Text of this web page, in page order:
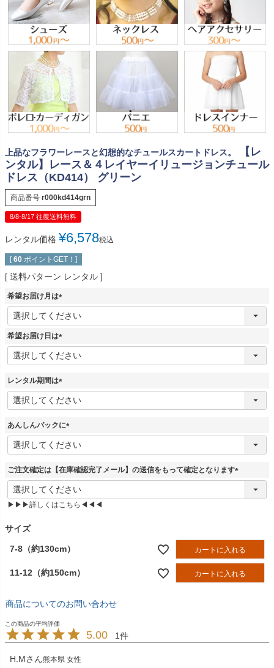
上品なフラワーレースと幻想的なチュールスカートドレス。
【レ
ンタル】レース＆４レイヤーイリュージョンチュール
ドレス（KD414） グリーン
商品番号 r000kd414grn
8/8-8/17 往復送料無料
レンタル価格 ¥6,578税込
[ 60 ポイントGET！]
送料パターン レンタル
希望お届け月は
(
必
希望お届け日は
(
必
)
レンタル期間は
(
必
)
あんしんパックに
(
必
)
ご注文確定は【在庫確認完了メール】の送信をもって確定となります
(
▶▶▶詳しくはこちら◀◀◀
サイズ
7-8（約130cm） カートに入れる
11-12（約150cm） カートに入れる
商品についてのお問い合わせ
5.00 1
H.M 熊本県 女性